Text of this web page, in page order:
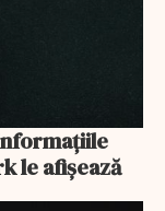
le afișează